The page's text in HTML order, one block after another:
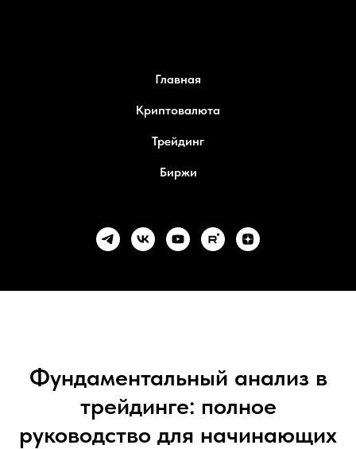
Главная
Криптовалюта
Трейдинг
Биржи
Фундаментальный анализ в
трейдинге: полное
руководство для начинающих